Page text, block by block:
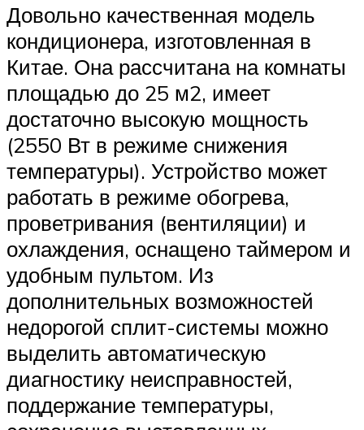
Довольно качественная модель
кондиционера, изготовленная в
Китае. Она рассчитана на комнаты
площадью до 25 м2, имеет
достаточно высокую мощность
(2550 Вт в режиме снижения
температуры). Устройство может
работать в режиме обогрева,
проветривания (вентиляции) и
охлаждения, оснащено таймером и
удобным пультом. Из
дополнительных возможностей
недорогой сплит-системы можно
выделить автоматическую
диагностику неисправностей,
поддержание температуры,